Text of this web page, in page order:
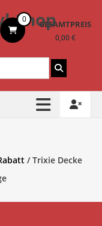
Shop
0 GESAMTPREIS
0,00 €
/ Trixie Decke